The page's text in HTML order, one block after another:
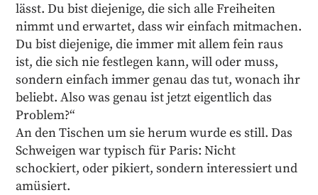
lässt. Du bist diejenige, die sich alle Freiheiten
nimmt und erwartet, dass wir einfach mitmachen.
Du bist diejenige, die immer mit allem fein raus
ist, die sich nie festlegen kann, will oder muss,
sondern einfach immer genau das tut, wonach ihr
beliebt. Also was genau ist jetzt eigentlich das
Problem?“
An den Tischen um sie herum wurde es still. Das
Schweigen war typisch für Paris: Nicht
schockiert, oder pikiert, sondern interessiert und
amüsiert.